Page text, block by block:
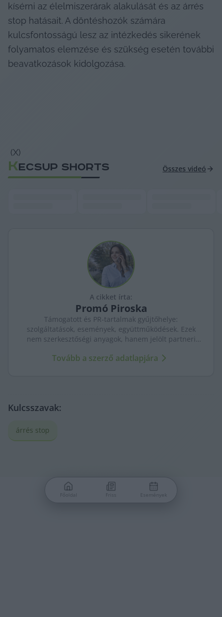
kísérni az élelmiszerárak alakulását és az árrés
stop hatásait. A döntéshozók számára
kulcsfontosságú lesz az intézkedés sikerének
folyamatos elemzése és szükség esetén további
beavatkozások kidolgozása.
(X)
KECSUP SHORTS Összes videó
A cikket írta:
Promó Piroska
Támogatott és PR-tartalmak gyűjtőhelye:
szolgáltatások, események, együttműködések. Ezek
nem szerkesztőségi anyagok, hanem jelölt partneri
újságírásától.
Tovább a szerző adatlapjára
Kulcsszavak:
árrés stop
Főoldal Friss Események